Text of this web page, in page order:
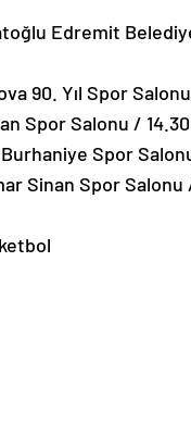
Edremit
90. Yıl Spor
Spor Salonu / 14.30
Spor
Sinan Spor Salonu